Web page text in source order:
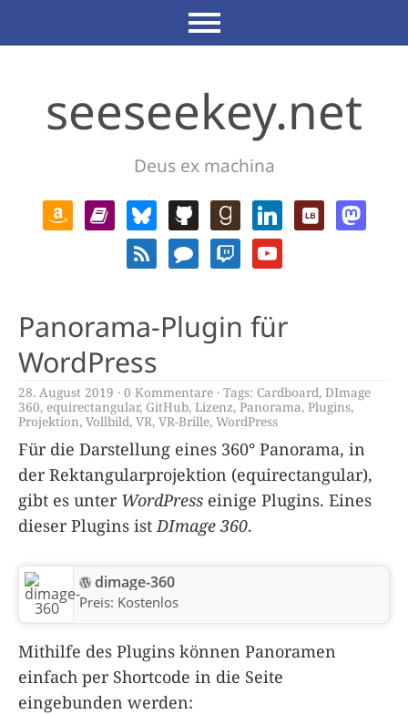
seeseekey.net
Deus ex machina
Panorama-Plugin für
WordPress
28. August 2019 0 Kommentare Tags: Cardboard, DImage
360, equirectangular, GitHub, Lizenz, Panorama, Plugins,
Projektion, Vollbild, VR, VR-Brille, WordPress
Für die Darstellung eines 360° Panorama, in
der Rektangularprojektion (equirectangular),
gibt es unter WordPress einige Plugins. Eines
dieser Plugins ist DImage 360.
dimage-360
Preis: Kostenlos
Mithilfe des Plugins können Panoramen
einfach per Shortcode in die Seite
eingebunden werden: